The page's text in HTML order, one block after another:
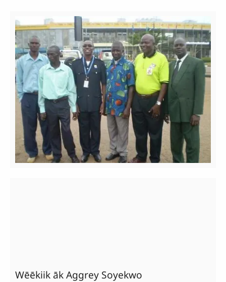
Wēēkiik āk Aggrey Soyekwo